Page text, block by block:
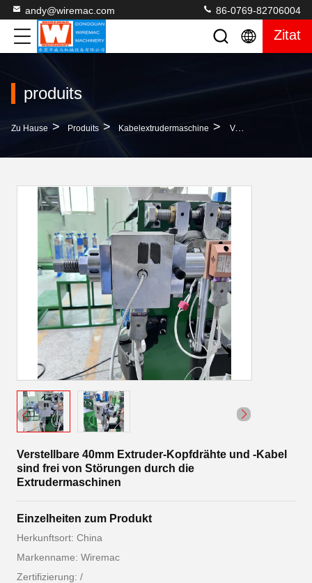
andy@wiremac.com 86-0769-82706004
Zitat
produits
Zu Hause > Produits > Kabelextrudermaschine > Verstellbare 40mm Extruder-Kopfdrähte Und -Kabel Sind Frei Von Störungen Durch Die Extrudermaschinen
Verstellbare 40mm Extruder-Kopfdrähte und -Kabel
sind frei von Störungen durch die
Extrudermaschinen
Einzelheiten zum Produkt
Herkunftsort: China
Markenname: Wiremac
Zertifizierung: /